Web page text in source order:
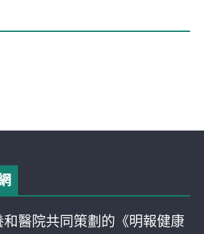
和醫院共同策劃的《明報健康